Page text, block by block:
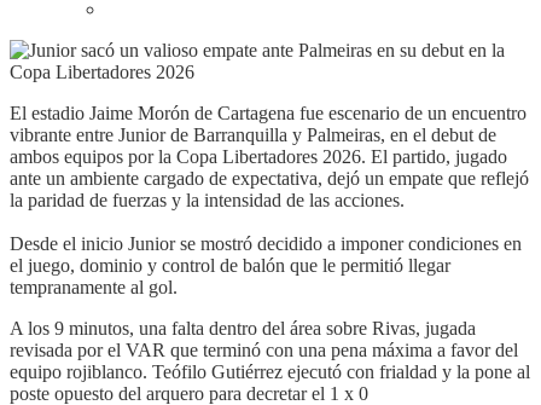
El estadio Jaime Morón de Cartagena fue escenario de un encuentro
vibrante entre Junior de Barranquilla y Palmeiras, en el debut de
ambos equipos por la Copa Libertadores 2026. El partido, jugado
ante un ambiente cargado de expectativa, dejó un empate que reflejó
la paridad de fuerzas y la intensidad de las acciones.
Desde el inicio Junior se mostró decidido a imponer condiciones en
el juego, dominio y control de balón que le permitió llegar
tempranamente al gol.
A los 9 minutos, una falta dentro del área sobre Rivas, jugada
revisada por el VAR que terminó con una pena máxima a favor del
equipo rojiblanco. Teófilo Gutiérrez ejecutó con frialdad y la pone al
poste opuesto del arquero para decretar el 1 x 0